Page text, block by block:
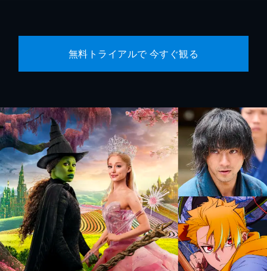
無料トライアルで 今すぐ観る